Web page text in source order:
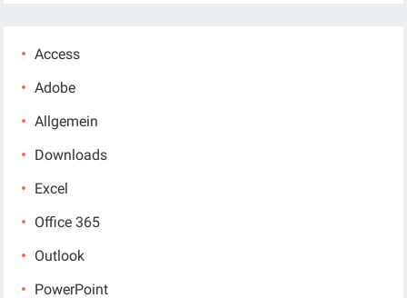
Access
Adobe
Allgemein
Downloads
Excel
Office 365
Outlook
PowerPoint